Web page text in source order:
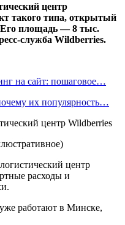
центр
такого типа, открытый
Его площадь — 8 тыс.
служба Wildberries.
на сайт: пошаговое…
их популярность…
центр
расходы и
работают в Минске,